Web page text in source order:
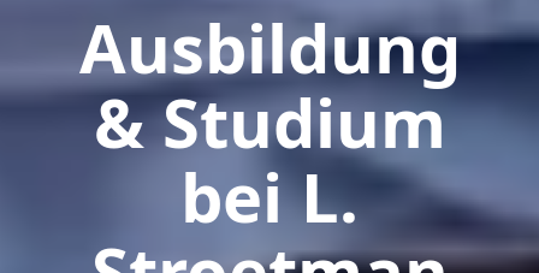
Ausbildung
& Studium
bei L.